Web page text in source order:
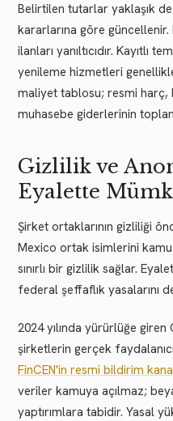
Belirtilen tutarlar yaklaşık
kararlarına göre
ilanları yanıltıcıdır. Kayıtlı
yenileme hizmetleri
maliyet tablosu; resmi harç,
muhasebe giderlerinin
Gizlilik ve
Eyalette
Şirket ortaklarının gizliliği
Mexico ortak isimlerini
sınırlı bir gizlilik sağlar.
federal şeffaflık yasalarını
2024 yılında yürürlüğe
şirketlerin gerçek
FinCEN'in resmi bildirim
veriler kamuya açılmaz;
yaptırımlara tabidir. Yasal